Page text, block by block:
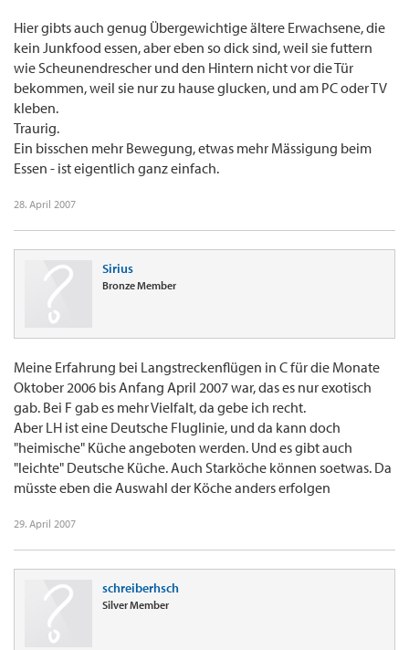
Hier gibts auch genug Übergewichtige ältere Erwachsene, die
kein Junkfood essen, aber eben so dick sind, weil sie futtern
wie Scheunendrescher und den Hintern nicht vor die Tür
bekommen, weil sie nur zu hause glucken, und am PC oder TV
kleben.
Traurig.
Ein bisschen mehr Bewegung, etwas mehr Mässigung beim
Essen - ist eigentlich ganz einfach.
28. April 2007
Sirius
Bronze Member
Meine Erfahrung bei Langstreckenflügen in C für die Monate
Oktober 2006 bis Anfang April 2007 war, das es nur exotisch
gab. Bei F gab es mehr Vielfalt, da gebe ich recht.
Aber LH ist eine Deutsche Fluglinie, und da kann doch
"heimische" Küche angeboten werden. Und es gibt auch
"leichte" Deutsche Küche. Auch Starköche können soetwas. Da
müsste eben die Auswahl der Köche anders erfolgen
29. April 2007
schreiberhsch
Silver Member